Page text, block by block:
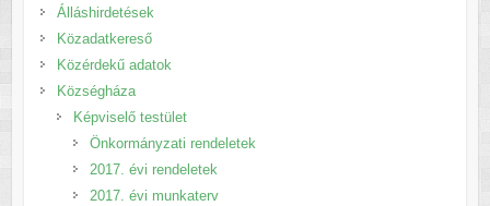
Álláshirdetések
Közadatkereső
Közérdekű adatok
Községháza
Képviselő testület
Önkormányzati rendeletek
2017. évi rendeletek
2017. évi munkaterv